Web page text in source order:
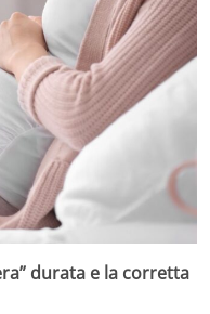
durata e la corretta